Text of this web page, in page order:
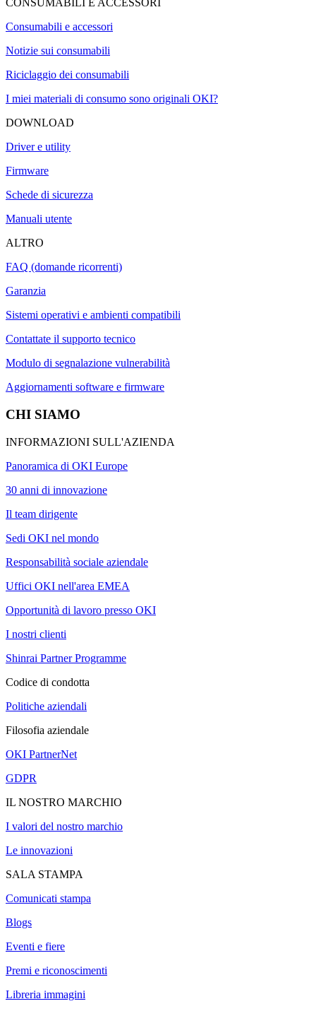
CONSUMABILI E ACCESSORI
Consumabili e accessori
Notizie sui consumabili
Riciclaggio dei consumabili
I miei materiali di consumo sono originali OKI?
DOWNLOAD
Driver e utility
Firmware
Schede di sicurezza
Manuali utente
ALTRO
FAQ (domande ricorrenti)
Garanzia
Sistemi operativi e ambienti compatibili
Contattate il supporto tecnico
Modulo di segnalazione vulnerabilità
Aggiornamenti software e firmware
CHI SIAMO
INFORMAZIONI SULL'AZIENDA
Panoramica di OKI Europe
30 anni di innovazione
Il team dirigente
Sedi OKI nel mondo
Responsabilità sociale aziendale
Uffici OKI nell'area EMEA
Opportunità di lavoro presso OKI
I nostri clienti
Shinrai Partner Programme
Codice di condotta
Politiche aziendali
Filosofia aziendale
OKI PartnerNet
GDPR
IL NOSTRO MARCHIO
I valori del nostro marchio
Le innovazioni
SALA STAMPA
Comunicati stampa
Blogs
Eventi e fiere
Premi e riconoscimenti
Libreria immagini